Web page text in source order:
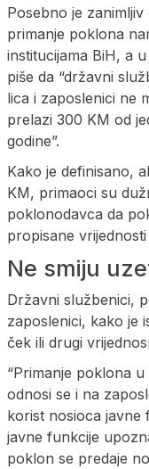
Posebno je
primanje poklona
institucijama BiH, a
piše da “državni
lica i zaposlenici ne
prelazi 300 KM od
godine”.
Kako je definisano,
KM, primaoci su
poklonodavca da
propisane
Ne smiju
Državni službenici,
zaposlenici, kako je
ček ili drugi
“Primanje poklona
odnosi se i na
korist nosioca javne
javne funkcije
poklon se predaje